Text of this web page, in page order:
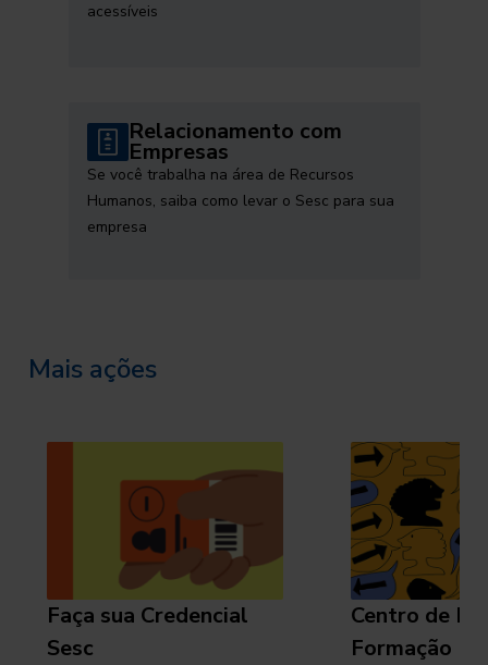
acessíveis
Relacionamento com
Empresas
Se você trabalha na área de Recursos
Humanos, saiba como levar o Sesc para sua
empresa
Mais ações
Faça sua Credencial
Sesc
Centro de
Formação